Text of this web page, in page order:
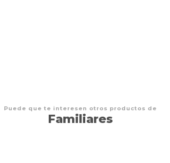
Puede que te interesen otros productos de
Familiares